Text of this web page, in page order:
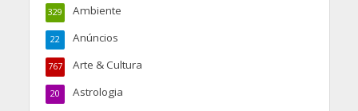
Ambiente
329
Anúncios
22
Arte & Cultura
767
Astrologia
20